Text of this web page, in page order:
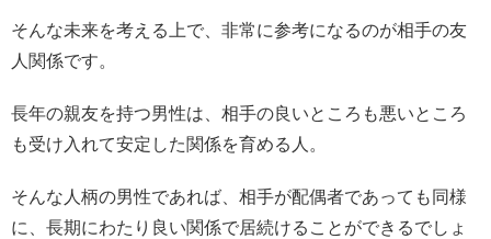
そんな未来を考える上で、非常に参考になるのが相手の友
人関係です。
長年の親友を持つ男性は、相手の良いところも悪いところ
も受け入れて安定した関係を育める人。
そんな人柄の男性であれば、相手が配偶者であっても同様
に、長期にわたり良い関係で居続けることができるでしょ